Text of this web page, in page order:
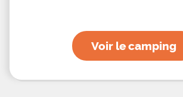
Voir le camping